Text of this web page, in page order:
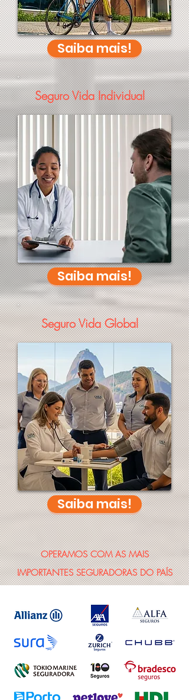
Saiba mais!
Seguro Vida Individual
Saiba mais!
Seguro Vida Global
Saiba mais!
OPERAMOS COM AS MAIS
IMPORTANTES SEGURADORAS DO PAÍS